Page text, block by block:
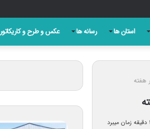
استان ها رسانه ها عکس و طرح و کاریکاتور
هفته